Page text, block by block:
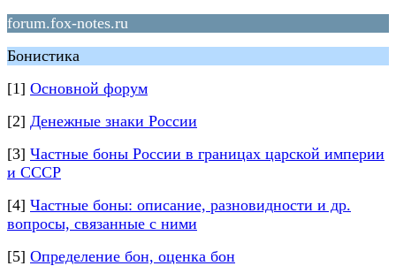
forum.fox-notes.ru
Бонистика
[1] Основной форум
[2] Денежные знаки России
[3] Частные боны России в границах царской империи
и СССР
[4] Частные боны: описание, разновидности и др.
вопросы, связанные с ними
[5] Определение бон, оценка бон